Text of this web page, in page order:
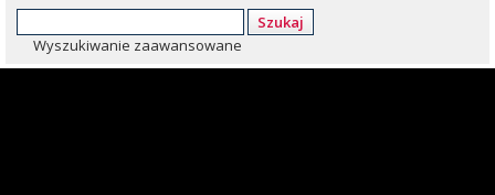
Szukaj
Wyszukiwanie zaawansowane